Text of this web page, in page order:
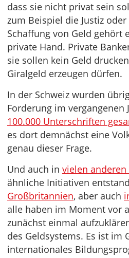
dass sie nicht privat sein
zum Beispiel die Justiz
Schaffung von Geld gehört
private Hand. Private
sie sollen kein Geld
Giralgeld erzeugen dürfen.
In der Schweiz wurden
Forderung im vergangenen
100.000 Unterschriften
es dort demnächst eine
genau dieser Frage.
Und auch in vielen anderen
ähnliche Initiativen
Großbritannien, aber auch
alle haben im Moment vor
zunächst einmal
des Geldsystems. Es ist im
internationales